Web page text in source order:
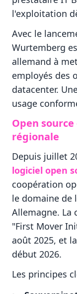
l'exploitation
Avec le
Wurtemberg
allemand à
employés des
datacenter.
usage
Open
régionale
Depuis juillet
logiciel open
coopération
le domaine de
Allemagne. La
"First Mover
août 2025, et
début 2026.
Les principes